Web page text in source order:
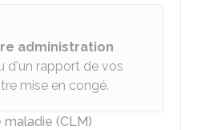
administration
d'un rapport de vos
mise en congé.
(CLM)